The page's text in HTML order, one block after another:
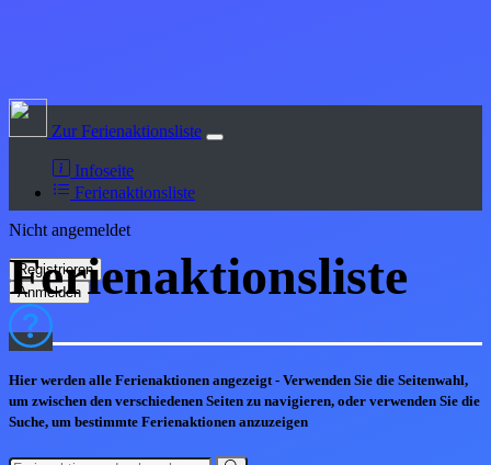
Zur Ferienaktionsliste
Infoseite
Ferienaktionsliste
Nicht angemeldet
Ferienaktionsliste
Hier werden alle Ferienaktionen angezeigt - Verwenden Sie die Seitenwahl,
um zwischen den verschiedenen Seiten zu navigieren, oder verwenden Sie die
Suche, um bestimmte Ferienaktionen anzuzeigen